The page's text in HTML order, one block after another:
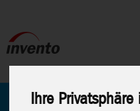
Ihre
Home